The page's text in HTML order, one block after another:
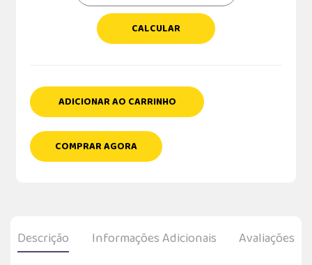
CALCULAR
ADICIONAR AO CARRINHO
COMPRAR AGORA
Descrição Informações Adicionais Avaliações